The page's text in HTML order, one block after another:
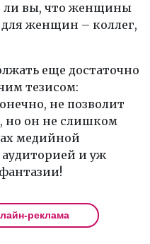
ли вы, что женщины
для женщин – коллег,
еще достаточно
тезисом:
не позволит
но он не слишком
медийной
и уж
реклама